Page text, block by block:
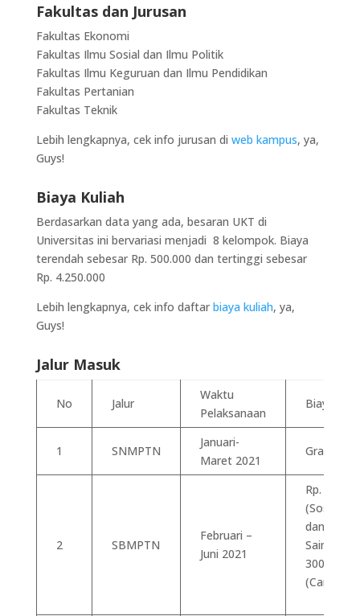
Fakultas dan Jurusan
Fakultas Ekonomi
Fakultas Ilmu Sosial dan Ilmu Politik
Fakultas Ilmu Keguruan dan Ilmu Pendidikan
Fakultas Pertanian
Fakultas Teknik
Lebih lengkapnya, cek info jurusan di web kampus, ya,
Guys!
Biaya Kuliah
Berdasarkan data yang ada, besaran UKT di
Universitas ini bervariasi menjadi 8 kelompok. Biaya
terendah sebesar Rp. 500.000 dan tertinggi sebesar
Rp. 4.250.000
Lebih lengkapnya, cek info daftar biaya kuliah, ya,
Guys!
Jalur Masuk
No Jalur
Waktu
Pelaksanaan
Biaya
1 SNMPTN
Januari-
Maret 2021
Gratis
2 SBMPTN
Februari –
Juni 2021
Rp.
(Soshum
dan
Saintek)
300.000